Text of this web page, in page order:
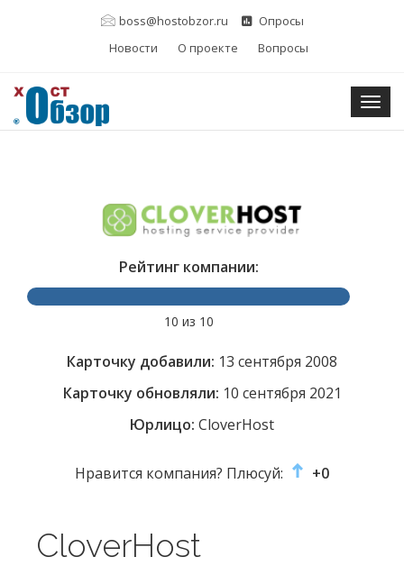
boss@hostobzor.ru
Опросы
Новости
О проекте Вопросы
Рейтинг компании:
10 из 10
Карточку добавили: 13 сентября 2008
Карточку обновляли: 10 сентября 2021
Юрлицо: CloverHost
Нравится компания? Плюсуй: +0
CloverHost